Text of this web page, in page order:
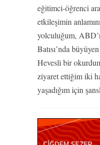
eğitimci-öğrenci
etkileşimin
yolculuğum,
Batısı’nda
Hevesli bir
ziyaret ettiğim iki
yaşadığım için